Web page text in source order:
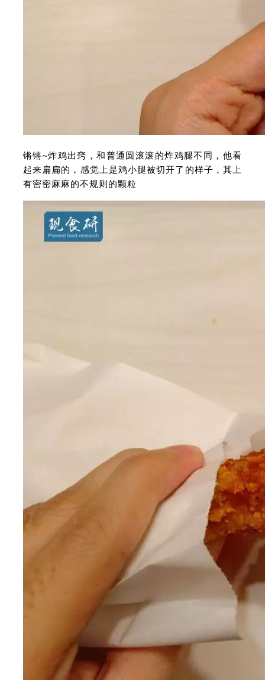
锵锵~炸鸡出窍，和普通圆滚滚的炸鸡腿不同，他看
起来扁扁的，感觉上是鸡小腿被切开了的样子，其上
有密密麻麻的不规则的颗粒